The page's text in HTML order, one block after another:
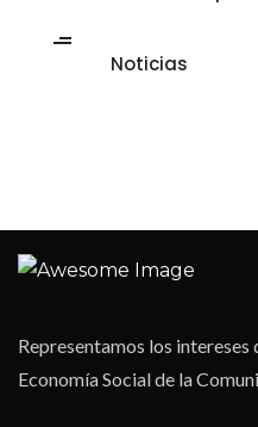
Noticias
Representamos los intereses
Economía Social de la